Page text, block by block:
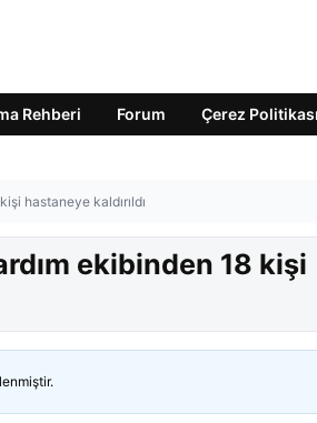
Rehberi Forum Çerez Politikası
hastaneye kaldırıldı
ekibinden 18 kişi